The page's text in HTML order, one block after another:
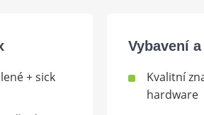
+ sick
Vybavení
Kvalitní
hardware